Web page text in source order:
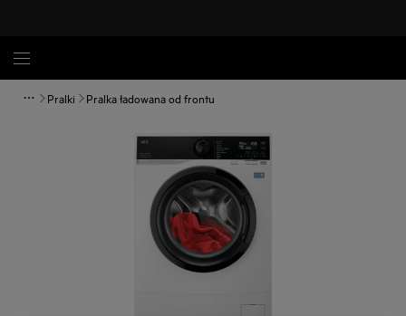
Pralki Pralka ładowana od frontu